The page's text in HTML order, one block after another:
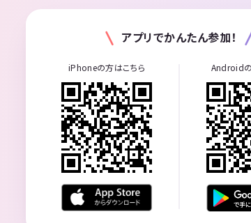
アプリでかんたん参加！
iPhoneの方はこちら Android